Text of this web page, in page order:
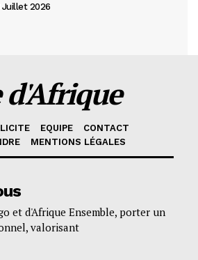
Juillet 2026
EQUIPE
CONTACT
MENTIONS LÉGALES
et d'Afrique Ensemble, porter un
valorisant